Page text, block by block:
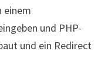
einem
und PHP-
und ein Redirect